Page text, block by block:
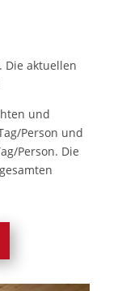
Die aktuellen
und
Person und
Person. Die